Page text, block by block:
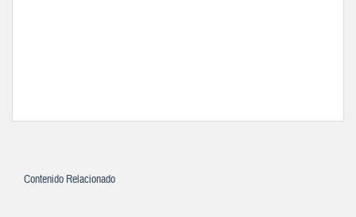
Contenido Relacionado